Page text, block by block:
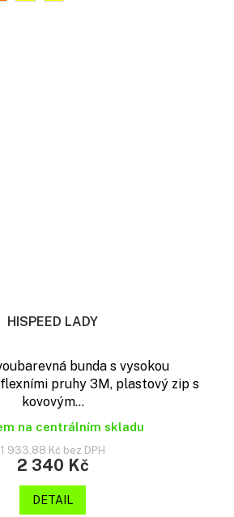
HISPEED LADY
bunda s vysokou
pruhy 3M, plastový zip s
kovovým...
na centrálním skladu
1 933,88 Kč bez DPH
2 340 Kč
DETAIL